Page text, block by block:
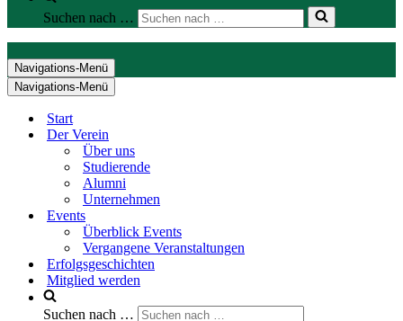
Suchen nach …
Navigations-Menü
Navigations-Menü
Start
Der Verein
Über uns
Studierende
Alumni
Unternehmen
Events
Überblick Events
Vergangene Veranstaltungen
Erfolgsgeschichten
Mitglied werden
Suchen nach …